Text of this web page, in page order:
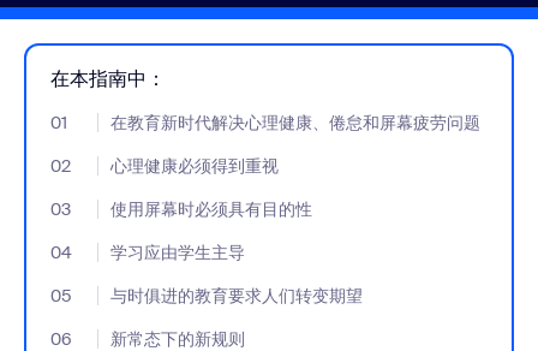
在本指南中：
01 在教育新时代解决心理健康、倦怠和屏幕疲劳问题
- Jumplink to 在教育新时代解决心理健康、倦怠和屏幕疲劳问题
02
心理健康必须得到重视
- Jumplink to 心理健康必须得到重视
03
使用屏幕时必须具有目的性
- Jumplink to 使用屏幕时必须具有目的性
04
学习应由学生主导
- Jumplink to 学习应由学生主导
05
与时俱进的教育要求人们转变期望
- Jumplink to 与时俱进的教育要求人们转变期望
06
新常态下的新规则
- Jumplink to 新常态下的新规则